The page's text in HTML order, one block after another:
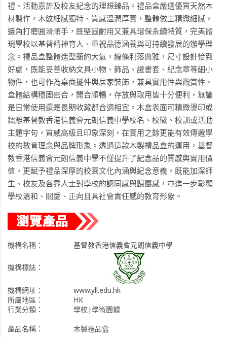
禮、活動嘉許及校友紀念的理想臻品。禮品盒嚴選優質天然木
材製作，木紋細膩獨特、質感溫潤厚實，整體做工精緻細膩，
邊角打磨圓滑順手，既堅固耐用又兼具環保永續特質，完美體
現學校以基督精神育人、重視品德涵養與可持續發展的辦學理
念。禮品盒整體造型簡約大氣，線條利落典雅，尺寸設計恰到
好處，既能妥善收納文具小物、飾品、證書套、紀念章等細小
物件，也可作為桌面擺件與居家裝飾，兼具實用性與觀賞性。
盒體結構穩固密合，開合順暢，存放與取用皆十分便利，無論
是日常使用還是長期收藏都合適相宜。木盒表面可精緻燙印或
鐳雕基督教香港信義會元朗信義中學校名、校徽、校訓或活動
主題字句，質感高級且印象深刻，在實用之餘更能有效傳遞學
校的教育理念與品牌形象。透過這款木製禮品盒的運用，基督
教香港信義會元朗信義中學不僅提升了紀念品的質感與實用價
值，更賦予禮品深厚的校園文化內涵與紀念意義，既能加深師
生、校友及各界人士對學校的認同感與歸屬感，亦進一步彰顯
學校溫和、關愛、正向且具社會責任感的教育形象。
機構名稱： 基督教香港信義會元朗信義中學
機構標誌：
機構網址：
www.yll.edu.hk
所屬地區：
HK
行業分類：
學校|學術團體
產品名稱：
木製禮品盒